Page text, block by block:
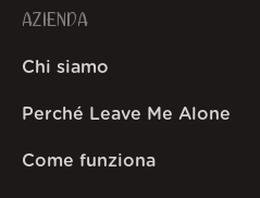
AZIENDA
Chi siamo
Perché Leave Me Alone
Come funziona